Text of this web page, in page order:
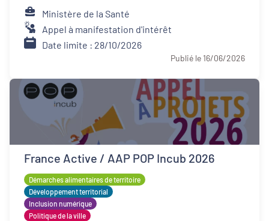
Ministère de la Santé
Appel à manifestation d'intérêt
Date limite : 28/10/2026
Publié le 16/06/2026
France Active / AAP POP Incub 2026
Démarches alimentaires de territoire
Développement territorial
Inclusion numérique
Politique de la ville